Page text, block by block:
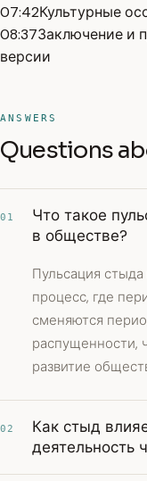
07:42Культурные
08:37Заключение и
версии
ANSWERS
Questions
01
Что такое
в обществе?
Пульсация
процесс, где
сменяются
распущенности,
развитие
02
Как стыд
деятельность